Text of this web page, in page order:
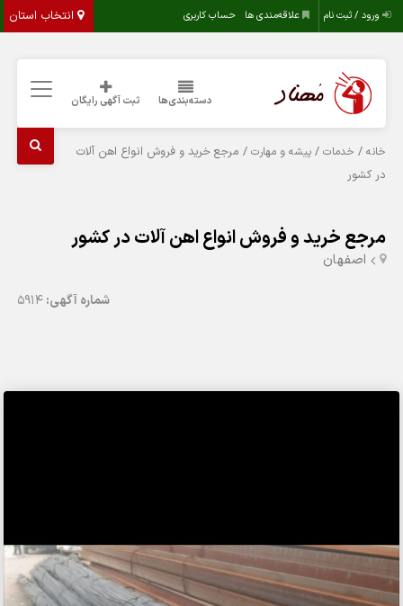
انتخاب استان ورود / ثبت نام علاقه‌مندی ها حساب کاربری
دسته‌بندی‌ها ثبت آگهی رایگان
خانه / خدمات /پیشه و مهارت / مرجع خرید و فروش انواع اهن آلات
در کشور
مرجع خرید و فروش انواع اهن آلات در کشور
اصفهان
شماره آگهی:5914